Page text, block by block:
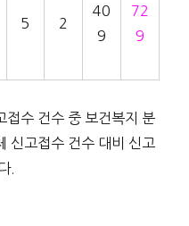
5 2
40
9
72
9
접수 건수 중 보건복지 분
신고접수 건수 대비 신고
.